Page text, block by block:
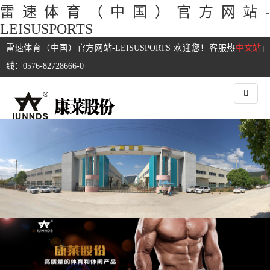
雷速体育（中国）官方网站-
LEISUSPORTS
中文站 |
雷速体育（中国）官方网站-LEISUSPORTS 欢迎您！客服热
线：0576-82728666-0